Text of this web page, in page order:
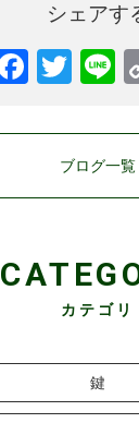
シェアす
ブログ一覧
カテゴリ
鍵